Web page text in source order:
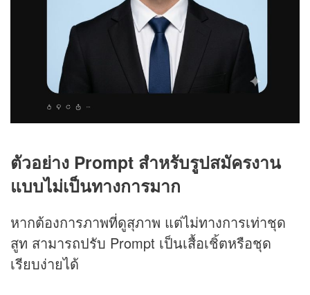
ตัวอย่าง Prompt สำหรับรูปสมัครงาน
แบบไม่เป็นทางการมาก
หากต้องการภาพที่ดูสุภาพ แต่ไม่ทางการเท่าชุด
สูท สามารถปรับ Prompt เป็นเสื้อเชิ้ตหรือชุด
เรียบง่ายได้